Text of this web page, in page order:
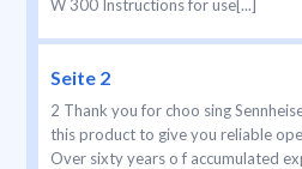
W 300 Instructions for use[...]
Seite 2
2 Thank you for choo sing
this product to give you reliable
Over sixty years o f accumulated